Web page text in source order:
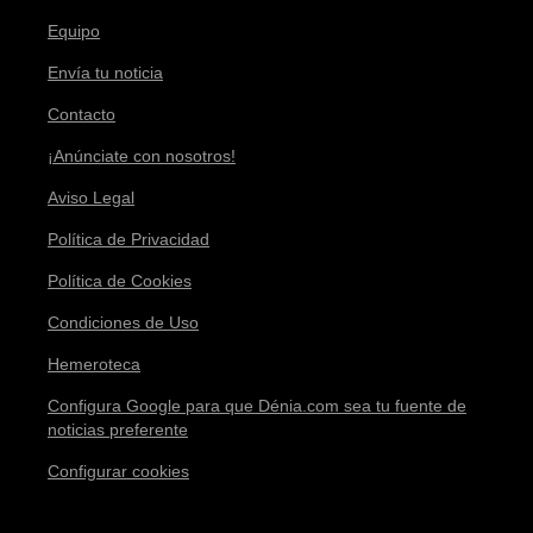
Equipo
Envía tu noticia
Contacto
¡Anúnciate con nosotros!
Aviso Legal
Política de Privacidad
Política de Cookies
Condiciones de Uso
Hemeroteca
Configura Google para que Dénia.com sea tu fuente de
noticias preferente
Configurar cookies